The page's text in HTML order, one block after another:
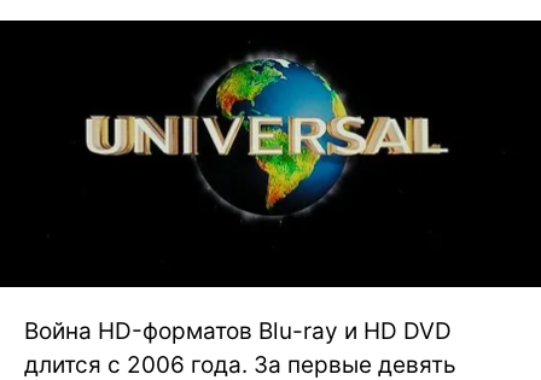
Война HD-форматов Blu-ray и HD DVD
длится с 2006 года. За первые девять